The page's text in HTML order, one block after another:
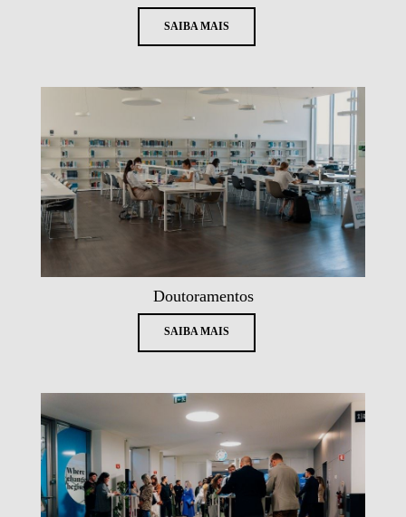
SAIBA MAIS
Doutoramentos
SAIBA MAIS